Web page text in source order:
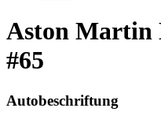
Aston Martin
#65
Autobeschriftung